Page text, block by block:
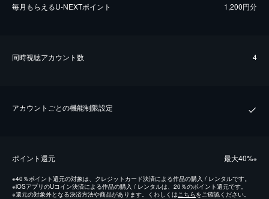
毎⽉もらえるU-NEXTポイント 1,200円分
同時視聴アカウント数 4
アカウントごとの機能制限設定
ポイント還元 最⼤40%※
※40％ポイント還元の対象は、クレジットカード決済による作品の購入 / レンタルです。
※iOSアプリのUコイン決済による作品の購入 / レンタルは、20％のポイント還元です。
※還元の対象外となる決済方法や商品があります。くわしくはこちらをご確認ください。